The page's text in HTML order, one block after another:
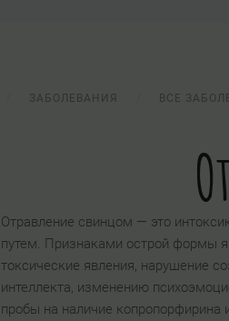
ЗАБОЛЕВАНИЯ ВСЕ
Отравление свинцом — это
путем. Признаками острой формы
токсические явления, нарушение
интеллекта, изменению
пробы на наличие копропорфирина